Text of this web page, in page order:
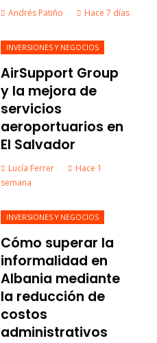
Andrés Patiño Hace 7 días
INVERSIONES Y NEGOCIOS
AirSupport Group
y la mejora de
servicios
aeroportuarios en
El Salvador
Lucía Ferrer
Hace 1
semana
INVERSIONES Y NEGOCIOS
Cómo superar la
informalidad en
Albania mediante
la reducción de
costos
administrativos